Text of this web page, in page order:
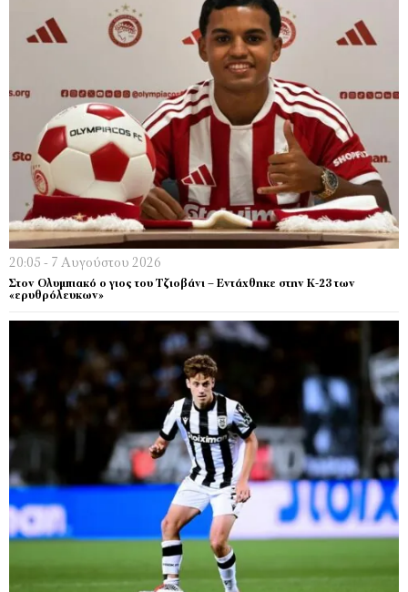
20:05 - 7 Αυγούστου 2026
Στον Ολυμπιακό ο γιος του Τζιοβάνι – Εντάχθηκε στην Κ-23 των
«ερυθρόλευκων»